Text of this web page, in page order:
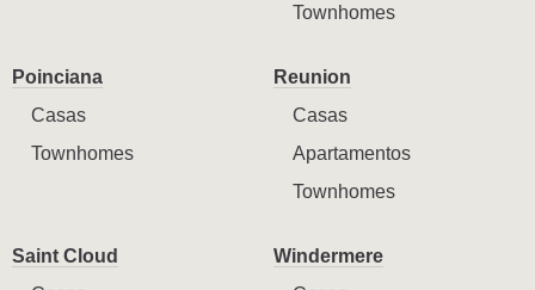
Townhomes
Poinciana
Casas
Townhomes
Reunion
Casas
Apartamentos
Townhomes
Saint Cloud
Windermere